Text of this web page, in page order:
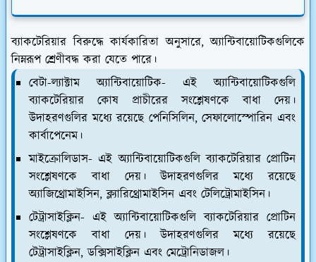
ব্যাকটেরিয়ার বিরুদ্ধে কার্যকারিতা অনুসারে, অ্যান্টিবায়োটিকগুলিকে
নিম্নরূপ শ্রেণীবদ্ধ করা যেতে পারে।
বেটা-ল্যাক্টাম অ্যান্টিবায়োটিক- এই অ্যান্টিবায়োটিকগুলি
ব্যাকটেরিয়ার কোষ প্রাচীরের সংশ্লেষণকে বাধা দেয়।
উদাহরণগুলির মধ্যে রয়েছে পেনিসিলিন, সেফালোস্পোরিন এবং
কার্বাপেনেম।
মাইক্রোলিডাস- এই অ্যান্টিবায়োটিকগুলি ব্যাকটেরিয়ার প্রোটিন
সংশ্লেষণকে বাধা দেয়। উদাহরণগুলির মধ্যে রয়েছে
অ্যাজিথ্রোমাইসিন, ক্ল্যারিথ্রোমাইসিন এবং টেলিট্রোমাইসিন।
টেট্রাসাইক্লিন- এই অ্যান্টিবায়োটিকগুলি ব্যাকটেরিয়ার প্রোটিন
সংশ্লেষণকে বাধা দেয়। উদাহরণগুলির মধ্যে রয়েছে
টেট্রাসাইক্লিন, ডক্সিসাইক্লিন এবং মেট্রোনিডাজল।